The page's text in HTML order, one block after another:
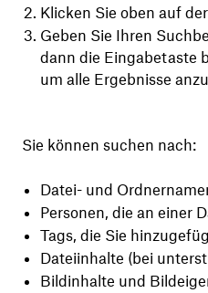
Klicken Sie oben auf
Geben Sie Ihren
dann die Eingabetaste
um alle Ergebnisse
Sie können suchen nach:
Datei- und
Personen, die an einer
Tags, die Sie
Dateiinhalte (bei
Bildinhalte und